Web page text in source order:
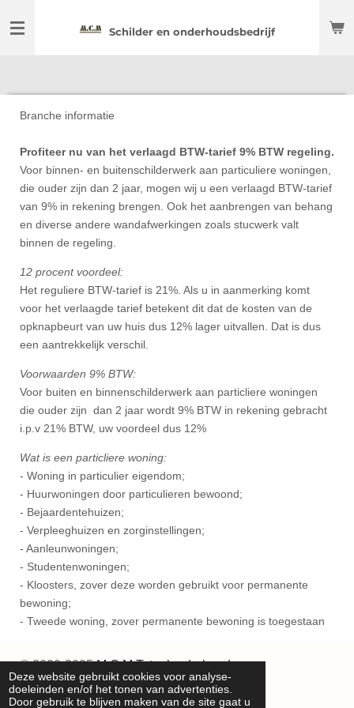
Deze website gebruikt cookies voor analyse-
doeleinden en/of het tonen van advertenties.
Door gebruik te blijven maken van de site gaat u
direct
Schilder en onderhoudsbedrijf
Branche informatie
Profiteer nu van het verlaagd BTW-tarief 9% BTW regeling.
Voor binnen- en buitenschilderwerk aan particuliere woningen,
die ouder zijn dan 2 jaar, mogen wij u een verlaagd BTW-tarief
van 9% in rekening brengen. Ook het aanbrengen van behang
en diverse andere wandafwerkingen zoals stucwerk valt
binnen de regeling.
12 procent voordeel:
Het reguliere BTW-tarief is 21%. Als u in aanmerking komt
voor het verlaagde tarief betekent dit dat de kosten van de
opknapbeurt van uw huis dus 12% lager uitvallen. Dat is dus
een aantrekkelijk verschil.
Voorwaarden 9% BTW:
Voor buiten en binnenschilderwerk aan particliere woningen
die ouder zijn dan 2 jaar wordt 9% BTW in rekening gebracht
i.p.v 21% BTW, uw voordeel dus 12%
Wat is een particliere woning:
- Woning in particulier eigendom;
- Huurwoningen door particulieren bewoond;
- Bejaardentehuizen;
- Verpleeghuizen en zorginstellingen;
- Aanleunwoningen;
- Studentenwoningen;
- Kloosters, zover deze worden gebruikt voor permanente
bewoning;
- Tweede woning, zover permanente bewoning is toegestaan
© 2020-2025M.C.M.Totaalonderhoud
Powered byJouwWeb